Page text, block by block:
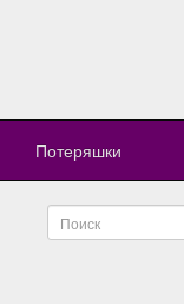
Потеряшки